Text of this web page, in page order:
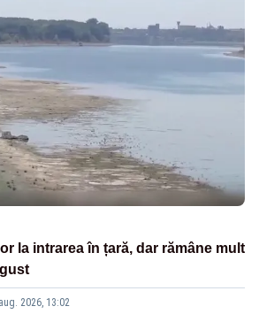
la intrarea în țară, dar rămâne mult
2026, 13:02